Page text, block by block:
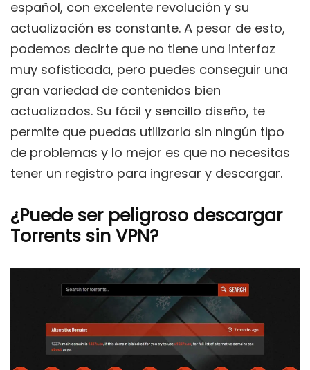
español, con excelente revolución y su
actualización es constante. A pesar de esto,
podemos decirte que no tiene una interfaz
muy sofisticada, pero puedes conseguir una
gran variedad de contenidos bien
actualizados. Su fácil y sencillo diseño, te
permite que puedas utilizarla sin ningún tipo
de problemas y lo mejor es que no necesitas
tener un registro para ingresar y descargar.
¿Puede ser peligroso descargar
Torrents sin VPN?